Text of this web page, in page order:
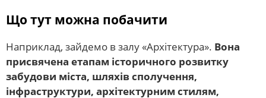
Що тут можна побачити
Наприклад, зайдемо в залу «Архітектура». Вона
присвячена етапам історичного розвитку
забудови міста, шляхів сполучення,
інфраструктури, архітектурним стилям,